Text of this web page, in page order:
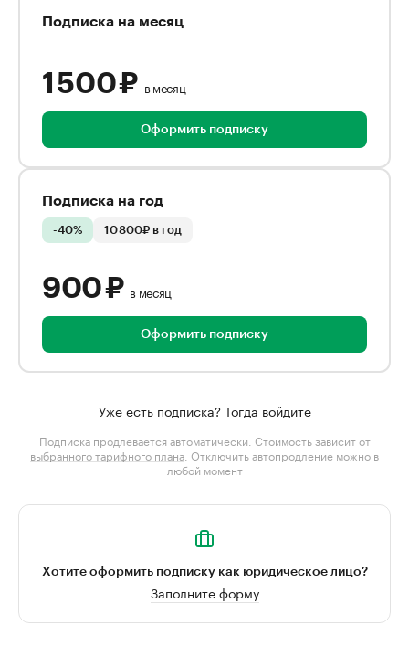
Подписка на месяц
1 500 ₽ в месяц
Оформить подписку
Подписка на год
-40% 10 800₽ в год
900 ₽ в месяц
Оформить подписку
Уже есть подписка? Тогда войдите
Подписка продлевается автоматически. Стоимость зависит от
выбранного тарифного плана . Отключить автопродление можно в
любой момент
Хотите оформить подписку как юридическое лицо?
Заполните форму